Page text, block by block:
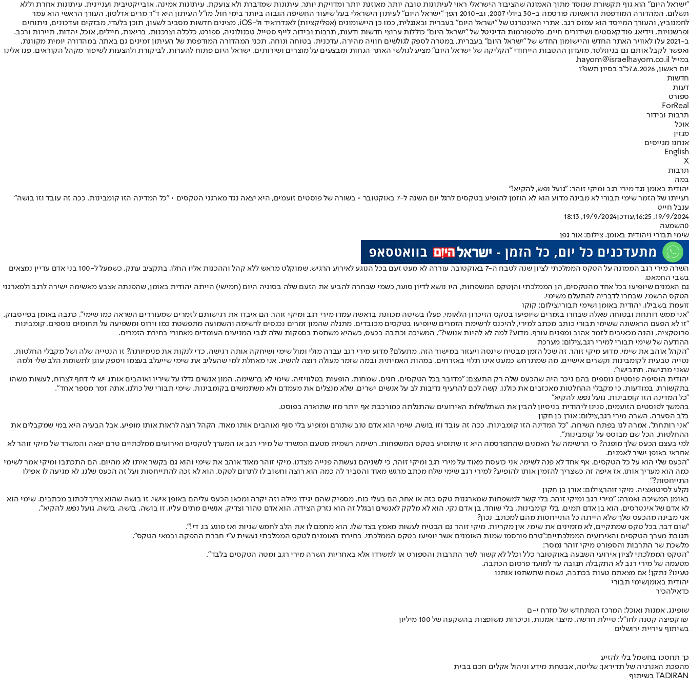
"ישראל היום" הוא גוף תקשורת שנוסד מתוך האמונה שהציבור הישראלי ראוי לעיתונות טובה יותר, מאוזנת יותר ומדויקת יותר. עיתונות שמדברת ולא צועקת. עיתונות אמינה, אובייקטיבית ועניינית. עיתונות אחרת וללא
תשלום. המהדורה המודפסת הראשונה פורסמה ב-30 ביולי 2007, וב-2010 הפך "ישראל היום" לעיתון הישראלי בעל שיעור החשיפה הגבוה ביותר בימי חול. מו"ל העיתון היא ד"ר מרים אדלסון. העורך הראשי הוא עמר
לחמנוביץ, והעורך המייסד הוא עמוס רגב. אתרי האינטרנט של "ישראל היום" בעברית ובאנגלית, כמו כן היישומונים (אפליקציות) לאנדרואיד ול-iOS, מציגים חדשות מסביב לשעון, תוכן בלעדי, מבזקים ועדכונים, ניתוחים
ופרשנויות, וידיאו, פודקאסטים ושידורים חיים. פלטפורמות הדיגיטל של "ישראל היום" כוללות ערוצי חדשות ודעות, תרבות ובידור, לייף סטייל, טכנולוגיה, ספורט, כלכלה וצרכנות, בריאות, חיילים, אוכל, יהדות, תיירות ורכב.
ב-2021 עלו לאוויר האתר החדש והיישומון החדש של "ישראל היום" בעברית, במטרה לספק לגולשים חוויה מהירה, עדכנית, בטוחה ונוחה. תכני המהדורה המודפסת של העיתון זמינים גם באתר, במהדורה יומית מקוונת,
ואפשר לקבל אותם גם בניוזלטר. מועדון ההטבות הייחודי "הקליקה של ישראל היום" מציע לגולשי האתר הנחות ומבצעים על מוצרים ושירותים. ישראל היום פתוח להערות, לביקורת ולהצעות לשיפור מקהל הקוראים. פנו אלינו
במייל hayom@israelhayom.co.il.
יום ראשון, 7.6.2026
כ"ב בסיון תשפ"ו
חדשות
דעות
ספורט
ForReal
תרבות ובידור
אוכל
מגזין
אנחנו מגייסים
English
X
תרבות
במה
יהודית באומן נגד מירי רגב ומיקי זוהר: "גועל נפש, להקיא!"
רעייתו של הזמר שימי תבורי לא מבינה מדוע הוא לא הוזמן להופיע בטקסים לרגל יום השנה ל-7 באוקטובר • בשורה של פוסטים זועמים, היא יצאה נגד מארגני הטקסים • "כל המדינה הזו קומבינות. ככה זה עובד וזו בושה"
ענבל חייט
19/9/2024, 16:25
,עודכן19/9/2024, 18:13
0השמעה
שימי תבורי ויהודית באומן. צילום: אור גפן
השרה מירי רגב הממונה על הטקס הממלכתי לציון שנה לטבח ה-7 באוקטובר, עוררה לא מעט זעם בכל הנוגע לאירוע הרגיש, שמוקלט מראש ללא קהל וההכנות אליו החלו, בתקציב עתק, כשמעל ל-100 בני אדם עדיין נמצאים
בשבי החמאס.
גם האמנים שיופיעו בכל אחד מהטקסים, הן הממלכתי והןטקס המשפחות, היו נושא לדיון סוער, כשמי שבחרה להביע את הזעם שלה בסוגיה היום (חמישי) הייתה יהודית באומן, שהפנתה אצבע מאשימה ישירה לרגב ולמארגני
הטקס הרשמי, שבחרו לדבריה להתעלם משימי.
זועמת בשבילו. יהודית באומן ושימי תבורי,צילום: קוקו
"אני ממש רותחת ובטוחה שאלה שבחרו בזמרים שיופיעו בטקס הזיכרון הלאומי, פעלו בשיטה מכוונת בראשה עמדו מירי רגב ומיקי זוהר. הם איבדו את רגישותם לזמרים שמעוררים השראה כמו שימי", כתבה באומן בפייסבוק.
"זו לא הפעם הראשונה ששימי תבורי כותב מכתב למירי, להיכנס לרשימת הזמרים שיופיעו בטקסים מכובדים. מתגלה שהמון זמרים נכנסים לרשימה והשמועה מתפשטת כמו וירוס ומשפיעה על תחומים נוספים. קומבינות
פרוטקציה, והנה מכאיבים לזמר אהוב ומפנים עורף. מדוע? למה לא להיות אנושי?", המשיכה וכתבה בכעס, כשהיא משתפת בספקות שלה לגבי המניעים העומדים מאחורי בחירת הזמרים.
ההודעה של שימי תבורי למירי רגב,צילום: מערכת
"הקהל אוהב את שימי. מדוע מיקי זוהר, זה שכל הזמן מבטיח שינסה ויעזור במישור הזה, מתעלם? מדוע מירי רגב עברה מולי ומול שימי ושיחקה אותה רגישה, כדי לנקות את פנימיותה? זו הנטייה שלה ושל מקבלי החלטות,
נטייה טבעית לקומבינות וקשרים אישיים. מה שמתרחש כמעט אינו תלוי באזרחים, במהות האמיתית ובמה שזמר מעולה רוצה להשיג. אני מאחלת למי שהעליב את שימי שייעלב בעצמו ויספק עוגן לתשומת הלב שלי ולמה
שאני מרגישה. תתבישו".
יהודית הוסיפה פוסטים נוספים בהם ניכר היה שהכעס שלה רק התעצם: "מדובר בכל הטקסים, חגים, שמחות, הופעות בטלוויזיה. שימי לא ברשימה. המון אנשים גדלו על שיריו ואוהבים אותו. יש לי דחף לצרוח, לעשות משהו
בתקשורת, במודעות, כי מקבלי ההחלטות מאכזבים את כולנו. קשה לכם להרעיף נדיבות לב על אנשים ישרים, שלא מנצלים את מעמדם ולא משתמשים בקומבינות. שימי תבורי של כולנו, אתה זמר מספר אחד".
"כל המדינה הזו קומבינות. גועל נפש, להקיא"
בהמשך לפוסטים הזועמים, פנינו ליהודית בניסיון להבין את השתלשלות האירועים שהתגלתה כמורכבת אף יותר מזו שתוארה בפוסט.
בלב הסערה. השרה מירי רגב,צילום: אורן בן חקון
"אני רותחת", אמרה לנו בפתח השיחה. "כל המדינה הזו קומבינות. ככה זה עובד וזו בושה. שימי הוא אדם טוב שתורם ומופיע בלי סוף ואוהבים אותו מאוד. הקהל רוצה לראות אותו מופיע, אבל הבעיה היא במי שמקבלים את
ההחלטות. הכל שם מבוסס על קומבינות".
למי בעצם הכעס שלך מופנה? כי הרשימה של האמנים שהתפרסמה היא זו שתופיע בטקס המשפחות. רשימה רשמית מטעם המשרד של מירי רגב או המערך לטקסים ואירועים ממלכתיים טרם יצאה והמשרד של מיקי זוהר לא
אחראי באופן ישיר לאמנים.
"הכעס שלי הוא על כל הטקסים. אף אחד לא פנה לשימי. אני כועסת מאוד על מירי רגב ומיקי זוהר, כי לשניהם נעשתה פנייה מצדנו. מיקי זוהר מאוד אוהב את שימי והוא גם בקשר איתו לא מהיום. הם התכתבו ומיקי אמר לשימי
כמה הוא מעריך אותו. אז איפה זה כשצריך להזמין אותו להופיע? למירי רגב שימי שלח מכתב מרגש מאוד והסביר לה כמה הוא רוצה וחשוב לו לתרום לטקס. הוא לא זכה להתייחסות ועל זה הכעס שלנו. לא מגיעה לו אפילו
התייחסות?"
נקלע לסיטואציה. מיקי זוהר,צילום: אורן בן חקון
באומן המשיכה ואמרה: "מירי רגב ומיקי זוהר, בלי קשר למשפחות שמארגנות טקס כזה או אחר, הם בעלי כוח. מספיק שהם יגידו מילה וזה יקרה ומכאן הכעס עליהם באופן אישי. זו בושה שהוא צריך לכתוב מכתבים. שימי הוא
לא אדם של אינטרסים. הוא בן אדם תמים, בלי קומבינות, בלי שוחד, בן אדם נקי. הוא לא מלקק לאנשים ובגלל זה הוא נזרק הצידה. הוא אדם טהור וצדיק. אנשים מתים עליו. זו בושה, בושה, בושה. גועל נפש. להקיא".
אני מבינה מהכעס שלך שלא הייתה כל התייחסות מהם למכתב, נכון?
"שום דבר. בכל טקס שמתקיים, לא מזמינים את שימי. אין מקריות. מיקי זוהר גם הבטיח לעשות מאמץ בצד שלו. הוא מחמם לו את הלב לחמש שניות ואז פוגע בו. די!".
תגובת מערך הטקסים והאירועים הממלכתיים:"טרם פורסמו שמות האומנים אשר יופיעו בטקס הממלכתי. בחירת האומנים לטקס הממלכתי נעשית ע״י חברת ההפקה ובמאי הטקס".
מלשכת שר התרבות והספורט מיקי זוהר נמסר:
"הטקס הממלכתי לציון אירועי השבעה באוקטובר כלל וכלל לא קשור לשר התרבות והספורט או למשרדו אלא באחריות השרה מירי רגב ומטה הטקסים בלבד".
מטעמה של מירי רגב לא התקבלה תגובה עד למועד פרסום הכתבה.
טעינו? נתקן! אם מצאתם טעות בכתבה, נשמח שתשתפו אותנו
יהודית באומןשימי תבורי
כדאילהכיר
שופינג, אמנות ואוכל: המרכז המתחדש של מזרח י-ם
קפיצה קטנה לחו"ל: טיילת חדשה, מיצגי אמנות, וכיכרות משופצות בהשקעה של 100 מיליון ₪
בשיתוף עיריית ירושלים
כך תחסכו בחשמל בלי להזיע
מהפכת האנרגיה של תדיראן: שליטה, אבטחת מידע וניהול אקלים חכם בבית
בשיתוף TADIRAN